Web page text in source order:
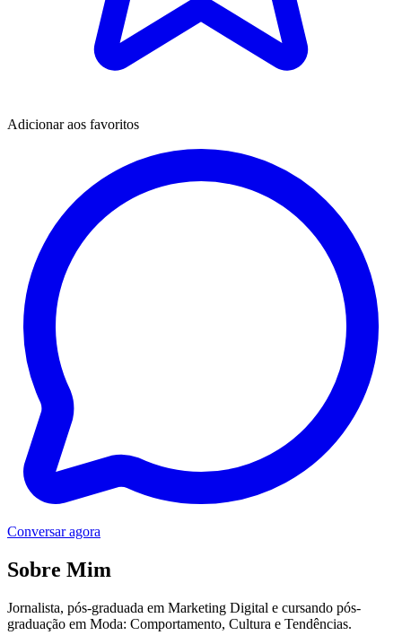
Adicionar aos favoritos
Conversar agora
Sobre Mim
Jornalista, pós-graduada em Marketing Digital e cursando pós-
graduação em Moda: Comportamento, Cultura e Tendências.